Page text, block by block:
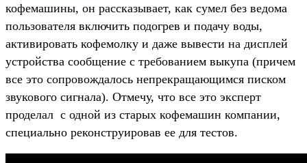
кофемашины, он рассказывает, как сумел без ведома
пользователя включить подогрев и подачу воды,
активировать кофемолку и даже вывести на дисплей
устройства сообщение с требованием выкупа (причем
все это сопровождалось непрекращающимся писком
звукового сигнала). Отмечу, что все это эксперт
проделал с одной из старых кофемашин компании,
специально реконструировав ее для тестов.